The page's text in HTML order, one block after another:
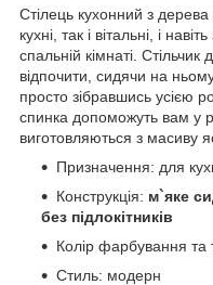
Стілець кухонний з
кухні, так і вітальні, і
спальній кімнаті.
відпочити, сидячи на
просто зібравшись усією
спинка допоможуть вам у
виготовляються з масиву
Призначення: для
Конструкція: м`яке
без підлокітників
Колір фарбування та
Стиль: модерн